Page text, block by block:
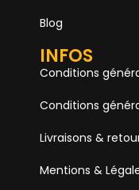
Blog
INFOS
Conditions
Conditions
Livraisons &
Mentions &